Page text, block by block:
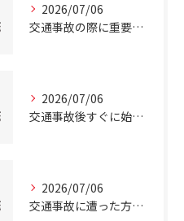
2026/07/06
交通事故の際に重要な事故治療北海道北広島市での最適な通院先の選び方
2026/07/06
交通事故後すぐに始める事故治療北海道北広島市での正しい行動とは
2026/07/06
交通事故に遭った方のための北海道北広島市での事故治療と安心サポートガイド